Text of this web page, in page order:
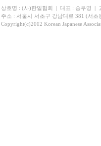
상호명 : (사)한일협회 | 대표 : 송부영 |
주소 : 서울시 서초구 강남대로 381 (서
Copyright(c)2002 Korean Japanese